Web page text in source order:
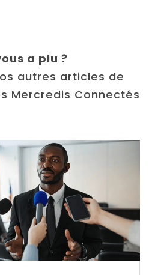
a plu ?
autres articles de
Mercredis Connectés